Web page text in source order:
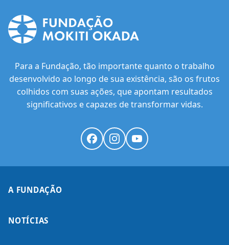
Para a Fundação, tão importante quanto o trabalho
desenvolvido ao longo de sua existência, são os frutos
colhidos com suas ações, que apontam resultados
significativos e capazes de transformar vidas.
A FUNDAÇÃO
NOTÍCIAS